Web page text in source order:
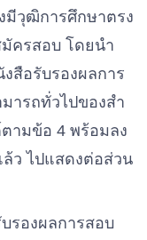
มีวุฒิการศึกษาตรง
ครสอบ โดยนํา
สือรับรองผลการ
ารถทั่วไปของสํา
ามข้อ 4 พร้อมลง
ว ไปแสดงต่อส่วน
รองผลการสอบ